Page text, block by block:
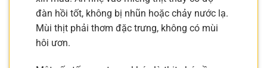
đàn hồi tốt, không bị nhũn hoặc chảy nước lạ.
Mùi thịt phải thơm đặc trưng, không có mùi
hôi ươn.